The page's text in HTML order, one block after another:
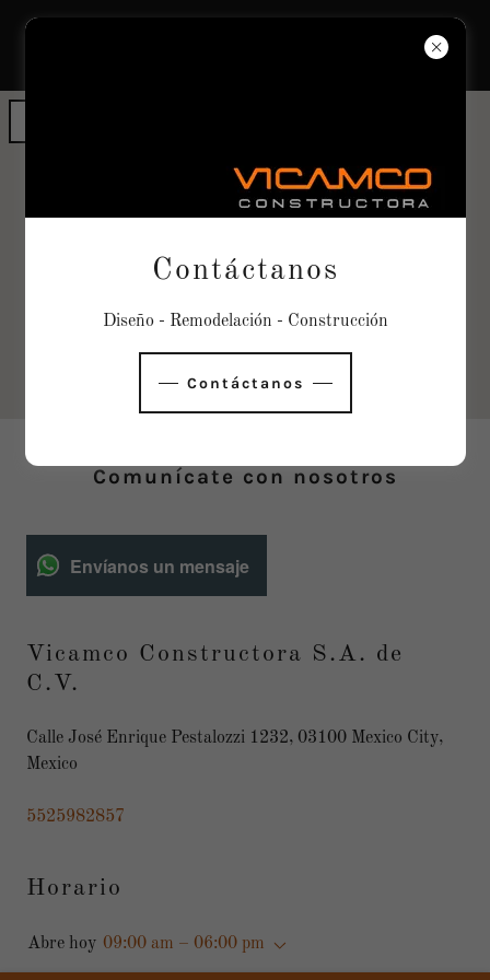
Comunícate con nosotros
Envíanos un mensaje
Vicamco Constructora S.A. de
C.V.
Calle José Enrique Pestalozzi 1232, 03100 Mexico City,
Mexico
5525982857
Horario
Abre hoy 09:00 am – 06:00 pm
Contáctanos
Diseño - Remodelación - Construcción
Contáctanos